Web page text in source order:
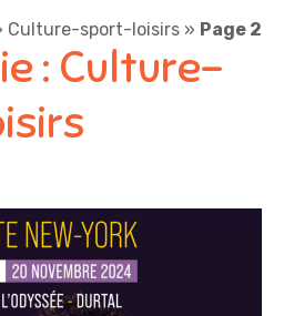
Culture-sport-loisirs » Page 2
: Culture-